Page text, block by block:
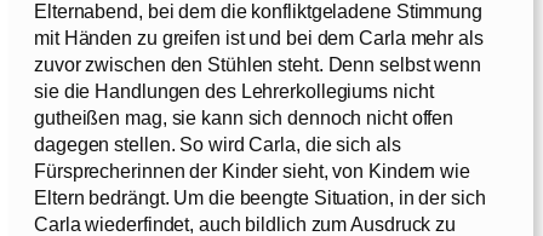
Elternabend, bei dem die konfliktgeladene Stimmung
mit Händen zu greifen ist und bei dem Carla mehr als
zuvor zwischen den Stühlen steht. Denn selbst wenn
sie die Handlungen des Lehrerkollegiums nicht
gutheißen mag, sie kann sich dennoch nicht offen
dagegen stellen. So wird Carla, die sich als
Fürsprecherinnen der Kinder sieht, von Kindern wie
Eltern bedrängt. Um die beengte Situation, in der sich
Carla wiederfindet, auch bildlich zum Ausdruck zu